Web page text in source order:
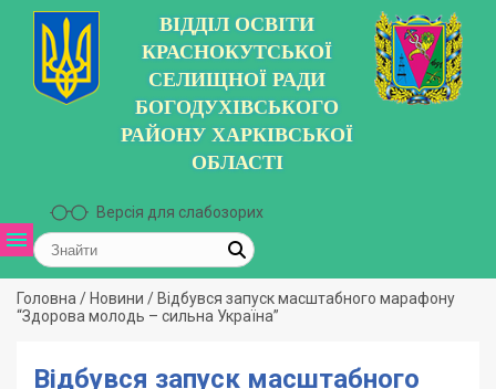
ВІДДІЛ ОСВІТИ
КРАСНОКУТСЬКОЇ
СЕЛИЩНОЇ РАДИ
БОГОДУХІВСЬКОГО
РАЙОНУ ХАРКІВСЬКОЇ
ОБЛАСТІ
Версія для слабозорих
Головна / Новини / Відбувся запуск масштабного марафону
“Здорова молодь – сильна Україна”
Відбувся запуск масштабного